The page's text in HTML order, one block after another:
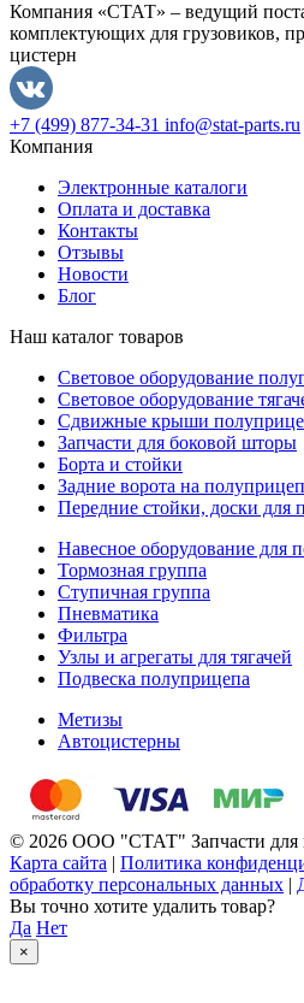
Компания «СТАТ» – ведущий
комплектующих для грузовиков,
цистерн
+7 (499) 877-34-31 info@stat-parts.ru
Компания
Электронные каталоги
Оплата и доставка
Контакты
Отзывы
Новости
Блог
Наш каталог товаров
Световое оборудование
Световое оборудование
Сдвижные крыши
Запчасти для боковой шторы
Борта и стойки
Задние ворота на полуприцеп
Передние стойки, доски для
Навесное оборудование для
Тормозная группа
Ступичная группа
Пневматика
Фильтра
Узлы и агрегаты для тягачей
Подвеска полуприцепа
Метизы
Автоцистерны
© 2026 ООО "СТАТ" Запчасти для
Карта сайта | Политика
обработку персональных данных |
Вы точно хотите удалить товар?
Да Нет
×